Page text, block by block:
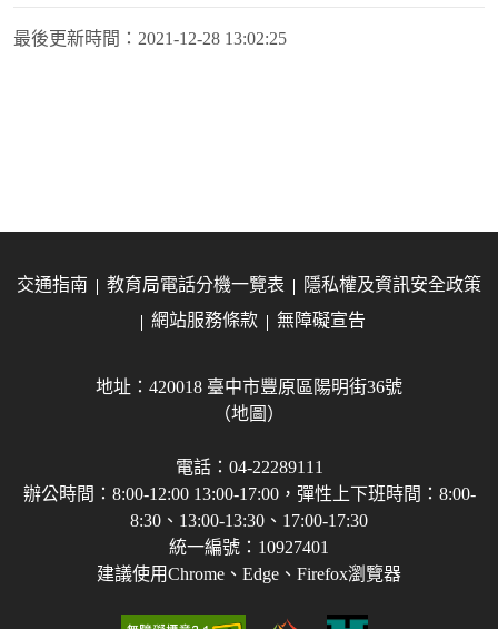
最後更新時間： 2021-12-28 13:02:25
交通指南 教育局電話分機一覽表
隱私權及資訊安全政策
網站服務條款
無障礙宣告
地址：420018 臺中市豐原區陽明街36號
（地圖）
電話：04-22289111
辦公時間：8:00-12:00 13:00-17:00，彈性上下班時間：8:00-
8:30、13:00-13:30、17:00-17:30
統一編號：10927401
建議使用Chrome、Edge、Firefox瀏覽器